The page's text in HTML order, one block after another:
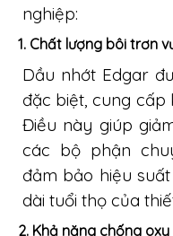
nghiệp:
1. Chất lượng bôi trơn
Dầu nhớt Edgar
đặc biệt, cung cấp
Điều này giúp
các bộ phận
đảm bảo hiệu
dài tuổi thọ của
2. Khả năng chống